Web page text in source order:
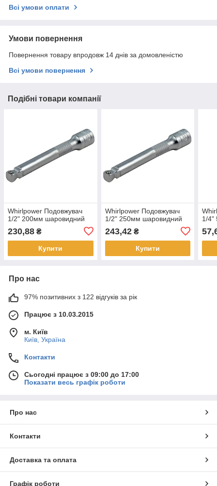
Всі умови оплати
Умови повернення
Повернення товару впродовж 14 днів за домовленістю
Всі умови повернення
Подібні товари компанії
Whirlpower Подовжувач
1/2" 200мм шаровидний
230,88 ₴
Купити
Whirlpower Подовжувач
1/2" 250мм шаровидний
243,42₴
Купити
1/4"
Про нас
97% позитивних з 122 відгуків за рік
Працює з 10.03.2015
м. Київ
Київ, Україна
Контакти
Сьогодні працює з 09:00 до 17:00
Показати весь графік роботи
Про нас
Контакти
Доставка та оплата
Графік роботи